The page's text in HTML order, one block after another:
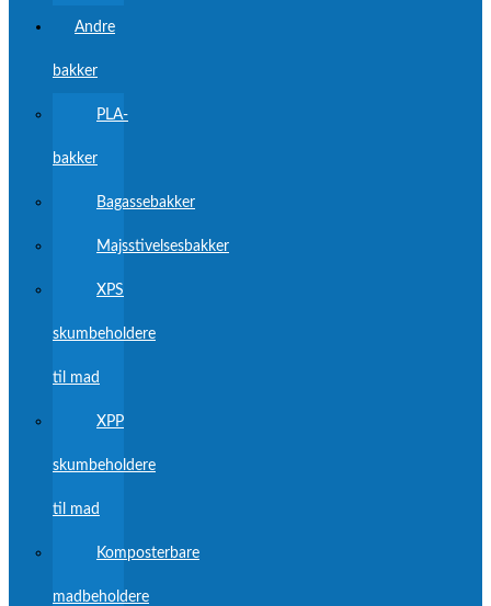
Andre
bakker
PLA-
bakker
Bagassebakker
Majsstivelsesbakker
XPS
skumbeholdere
til mad
XPP
skumbeholdere
til mad
Komposterbare
madbeholdere